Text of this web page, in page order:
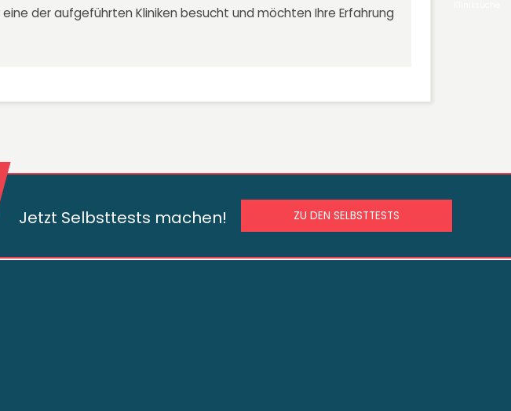
der aufgeführten Kliniken besucht und möchten Ihre Erfahrung
Jetzt Selbsttests machen! ZU DEN SELBSTTESTS